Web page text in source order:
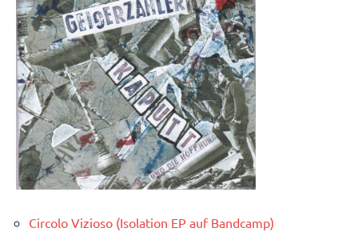
Circolo Vizioso (Isolation EP auf Bandcamp)